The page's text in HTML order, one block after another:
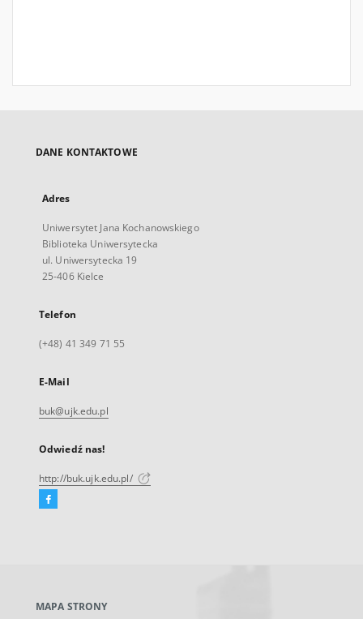
DANE KONTAKTOWE
Adres
Uniwersytet Jana Kochanowskiego
Biblioteka Uniwersytecka
ul. Uniwersytecka 19
25-406 Kielce
Telefon
(+48) 41 349 71 55
E-Mail
buk@ujk.edu.pl
Odwiedź nas!
http://buk.ujk.edu.pl/
Facebook
karcie
MAPA STRONY